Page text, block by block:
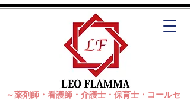
～薬剤師・看護師・介護士・保育士・コールセ